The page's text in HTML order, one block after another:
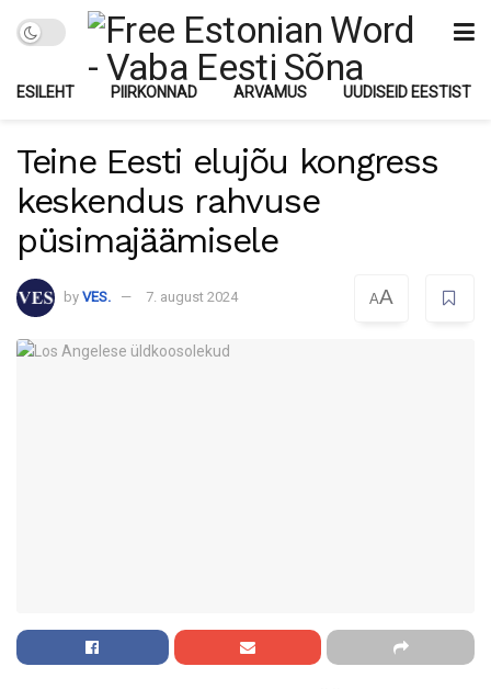
ESILEHT PIIRKONNAD ARVAMUS UUDISEID EESTIST
Teine Eesti elujõu kongress
keskendus rahvuse
püsimajäämisele
by VES. 7. august 2024 AA